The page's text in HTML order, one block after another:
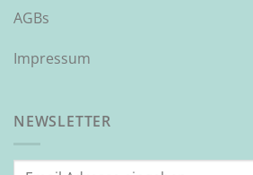
AGBs
Impressum
NEWSLETTER